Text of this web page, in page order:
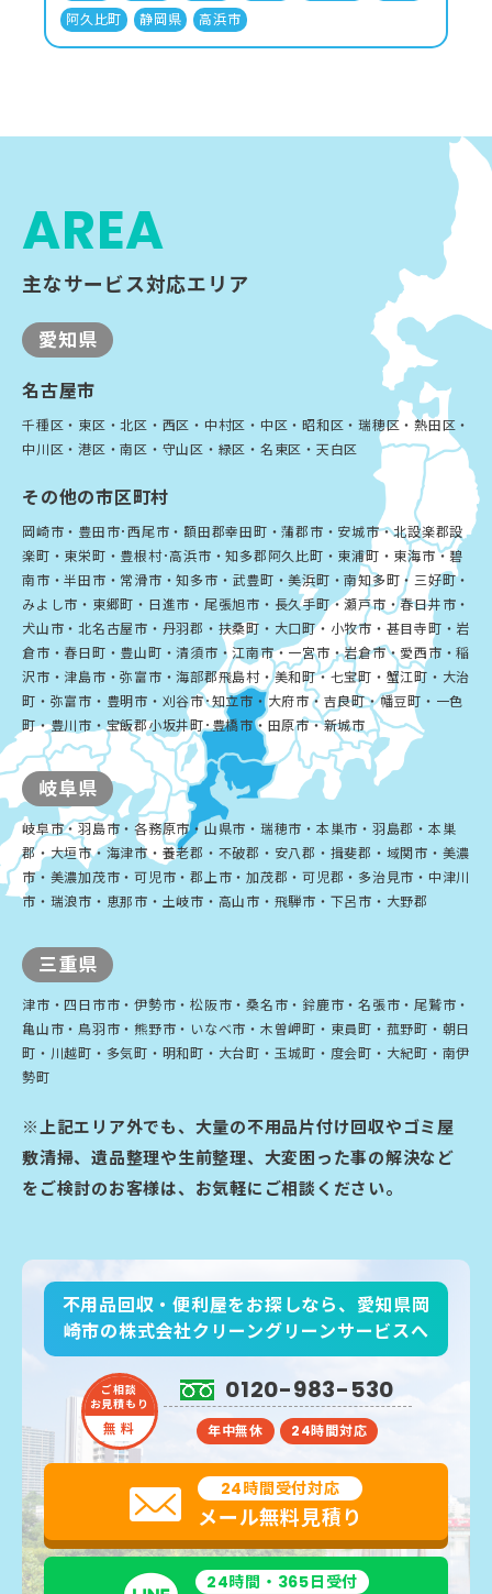
阿久比町 静岡県 高浜市
AREA
主なサービス対応エリア
愛知県
名古屋市
千種区・東区・北区・西区・中村区・中区・昭和区・瑞穂区・熱田区・
中川区・港区・南区・守山区・緑区・名東区・天白区
その他の市区町村
岡崎市・豊田市･西尾市・額田郡幸田町・蒲郡市・安城市・北設楽郡設
楽町・東栄町・豊根村･高浜市・知多郡阿久比町・東浦町・東海市・碧
南市・半田市・常滑市・知多市・武豊町・美浜町・南知多町・三好町・
みよし市・東郷町・日進市・尾張旭市・長久手町・瀬戸市・春日井市・
犬山市・北名古屋市・丹羽郡・扶桑町・大口町・小牧市・甚目寺町・岩
倉市・春日町・豊山町・清須市・江南市・一宮市・岩倉市・愛西市・稲
沢市・津島市・弥富市・海部郡飛島村・美和町・七宝町・蟹江町・大治
町・弥富市・豊明市・刈谷市･知立市・大府市・吉良町・幡豆町・一色
町・豊川市・宝飯郡小坂井町･豊橋市・田原市・新城市
岐阜県
岐阜市・羽島市・各務原市・山県市・瑞穂市・本巣市・羽島郡・本巣
郡・大垣市・海津市・養老郡・不破郡・安八郡・揖斐郡・域関市・美濃
市・美濃加茂市・可児市・郡上市・加茂郡・可児郡・多治見市・中津川
市・瑞浪市・恵那市・土岐市・高山市・飛騨市・下呂市・大野郡
三重県
津市・四日市市・伊勢市・松阪市・桑名市・鈴鹿市・名張市・尾鷲市・
亀山市・鳥羽市・熊野市・いなべ市・木曽岬町・東員町・菰野町・朝日
町・川越町・多気町・明和町・大台町・玉城町・度会町・大紀町・南伊
勢町
※上記エリア外でも、大量の不用品片付け回収やゴミ屋
敷清掃、遺品整理や生前整理、大変困った事の解決など
をご検討のお客様は、お気軽にご相談ください。
不用品回収・便利屋をお探しなら、愛知県岡
崎市の株式会社クリーングリーンサービスへ
ご相談
お見積もり
無 料
0120-983-530
年中無休 24時間対応
24時間受付対応
メール無料見積り
24時間・365日受付